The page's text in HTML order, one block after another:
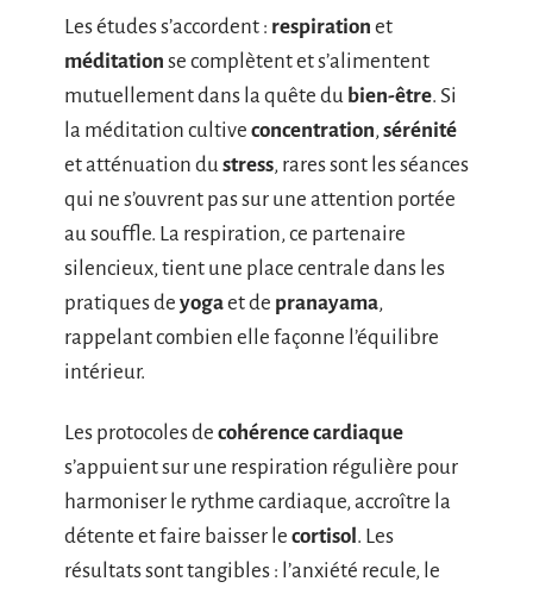
Les études s’accordent : respiration et
méditation se complètent et s’alimentent
mutuellement dans la quête du bien-être. Si
la méditation cultive concentration, sérénité
et atténuation du stress, rares sont les séances
qui ne s’ouvrent pas sur une attention portée
au souffle. La respiration, ce partenaire
silencieux, tient une place centrale dans les
pratiques de yogaet de pranayama,
rappelant combien elle façonne l’équilibre
intérieur.
Les protocoles de cohérence cardiaque
s’appuient sur une respiration régulière pour
harmoniser le rythme cardiaque, accroître la
détente et faire baisser le cortisol. Les
résultats sont tangibles : l’anxiété recule, le